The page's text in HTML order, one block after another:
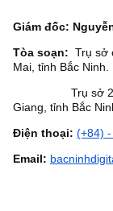
Giám đốc:
Tòa soạn: Trụ sở
Mai, tỉnh Bắc Ninh.
Trụ sở 2: số
Giang, tỉnh Bắc
Điện thoại: (+84)
Email: